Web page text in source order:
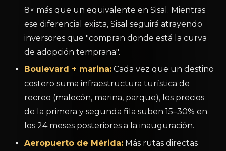
8× más que un equivalente en Sisal. Mientras
ese diferencial exista, Sisal seguirá atrayendo
inversores que "compran donde está la curva
de adopción temprana".
Boulevard + marina: Cada vez que un destino
costero suma infraestructura turística de
recreo (malecón, marina, parque), los precios
de la primera y segunda fila suben 15–30% en
los 24 meses posteriores a la inauguración.
Aeropuerto de Mérida: Más rutas directas